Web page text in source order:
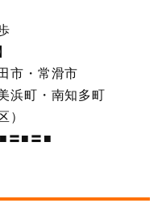
市・常滑市
浜町・南知多町
）
〓■〓■